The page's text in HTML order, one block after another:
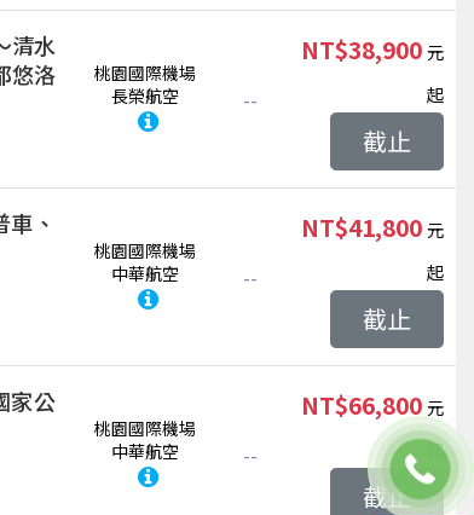
清水
悠洛
桃園國際機場
長榮航空
--
NT$38,900
起
截止
、
桃園國際機場
中華航空
--
NT$41,800
起
截止
家公
桃園國際機場
中華航空
--
NT$66,800
起
截止